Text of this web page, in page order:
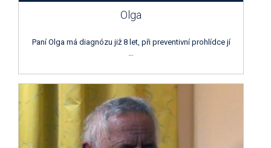
Olga
Paní Olga má diagnózu již 8 let, při preventivní prohlídce jí